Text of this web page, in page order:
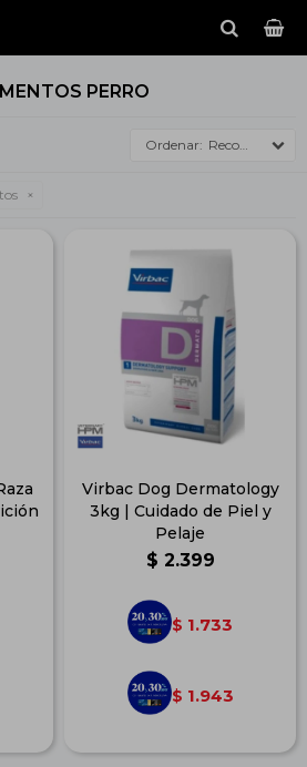
PERRO
Recomendados
Virbac Dog Dermatology
3kg | Cuidado de Piel y
Pelaje
$ 2.399
$ 1.733
$ 1.943